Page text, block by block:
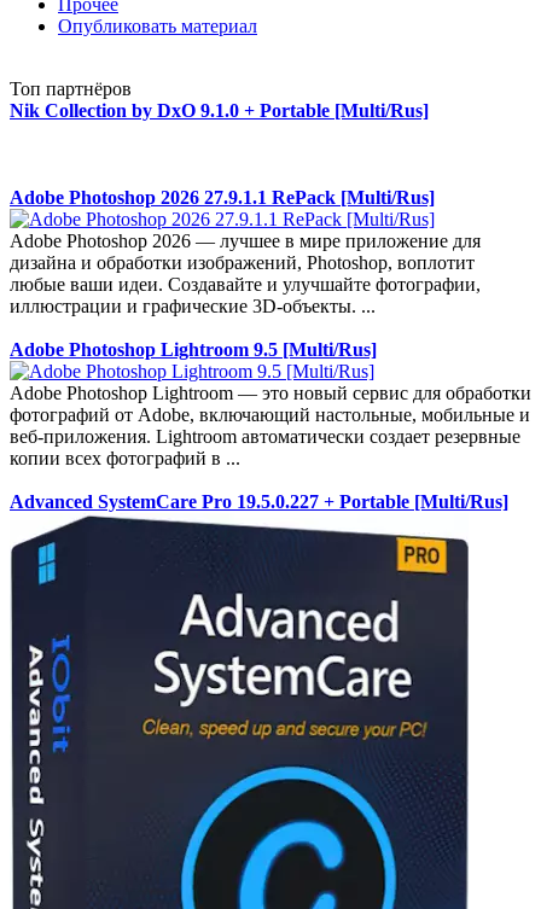
Прочее
Опубликовать материал
Топ партнёров
Nik Collection by DxO 9.1.0 + Portable [Multi/Rus]
Adobe Photoshop 2026 27.9.1.1 RePack [Multi/Rus]
Adobe Photoshop 2026 — лучшее в мире приложение для
дизайна и обработки изображений, Photoshop, воплотит
любые ваши идеи. Создавайте и улучшайте фотографии,
иллюстрации и графические 3D-объекты. ...
Adobe Photoshop Lightroom 9.5 [Multi/Rus]
Adobe Photoshop Lightroom — это новый сервис для обработки
фотографий от Adobe, включающий настольные, мобильные и
веб-приложения. Lightroom автоматически создает резервные
копии всех фотографий в ...
Advanced SystemCare Pro 19.5.0.227 + Portable [Multi/Rus]